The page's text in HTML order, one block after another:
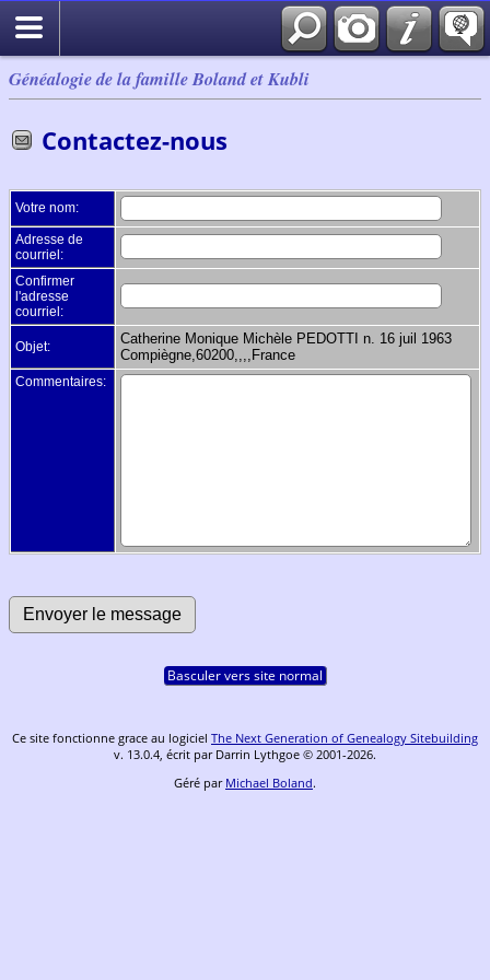
Généalogie de la famille Boland et Kubli
Contactez-nous
Votre nom:
Adresse de
courriel:
Confirmer
l'adresse
courriel:
Objet:
Catherine Monique Michèle PEDOTTI n. 16 juil 1963
Compiègne,60200,,,,France
Commentaires:
Basculer vers site normal
Ce site fonctionne grace au logiciel The Next Generation of Genealogy Sitebuilding
v. 13.0.4, écrit par Darrin Lythgoe © 2001-2026.
Géré par Michael Boland.